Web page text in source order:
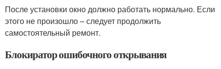
После установки окно должно работать нормально. Если
этого не произошло – следует продолжить
самостоятельный ремонт.
Блокиратор ошибочного открывания